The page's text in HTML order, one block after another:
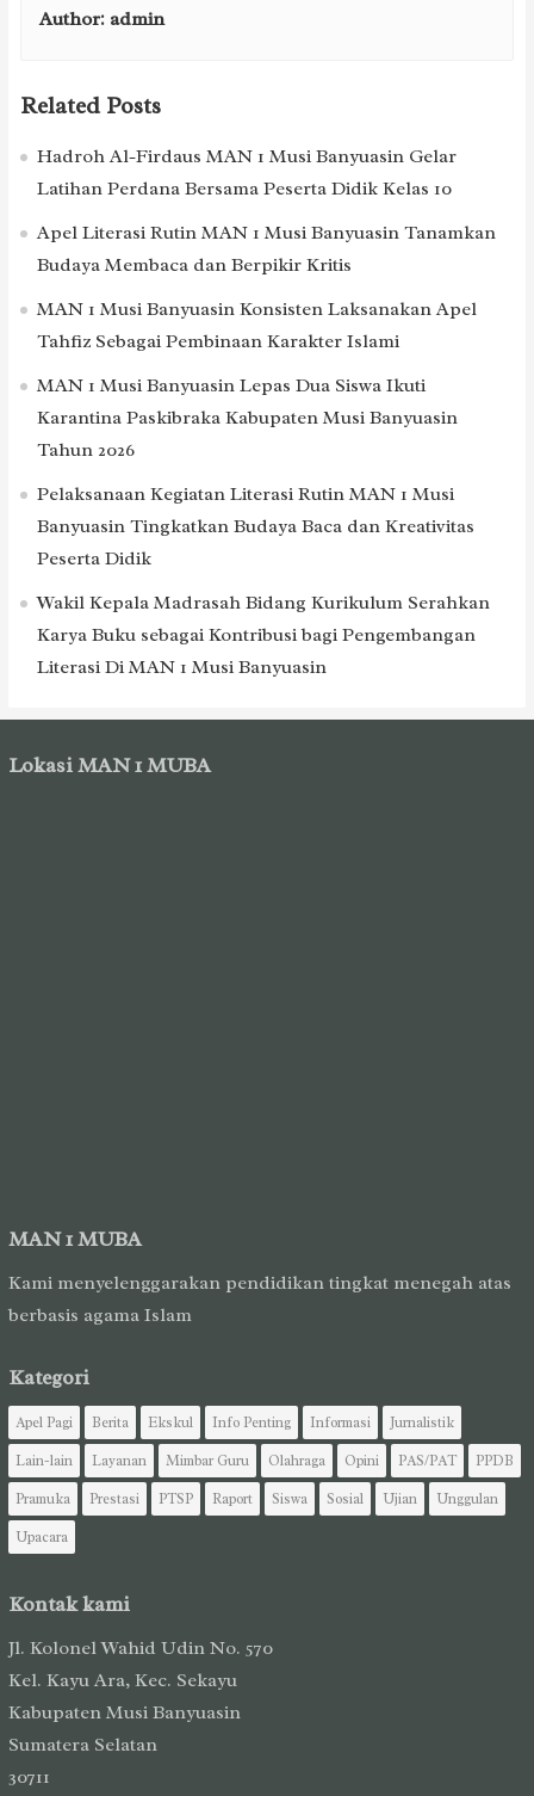
Author: admin
Related Posts
Hadroh Al-Firdaus MAN 1 Musi Banyuasin Gelar
Latihan Perdana Bersama Peserta Didik Kelas 10
Apel Literasi Rutin MAN 1 Musi Banyuasin Tanamkan
Budaya Membaca dan Berpikir Kritis
MAN 1 Musi Banyuasin Konsisten Laksanakan Apel
Tahfiz Sebagai Pembinaan Karakter Islami
MAN 1 Musi Banyuasin Lepas Dua Siswa Ikuti
Karantina Paskibraka Kabupaten Musi Banyuasin
Tahun 2026
Pelaksanaan Kegiatan Literasi Rutin MAN 1 Musi
Banyuasin Tingkatkan Budaya Baca dan Kreativitas
Peserta Didik
Wakil Kepala Madrasah Bidang Kurikulum Serahkan
Karya Buku sebagai Kontribusi bagi Pengembangan
Literasi Di MAN 1 Musi Banyuasin
Lokasi MAN 1 MUBA
MAN 1 MUBA
Kami menyelenggarakan pendidikan tingkat menegah atas
berbasis agama Islam
Kategori
Apel Pagi Berita Ekskul Info Penting Informasi
Jurnalistik
Lain-lain
Layanan Mimbar Guru Olahraga Opini PAS/PAT
PPDB
Pramuka
Prestasi PTSP Raport Siswa Sosial Ujian
Unggulan
Upacara
Kontak kami
Jl. Kolonel Wahid Udin No. 570
Kel. Kayu Ara, Kec. Sekayu
Kabupaten Musi Banyuasin
Sumatera Selatan
30711